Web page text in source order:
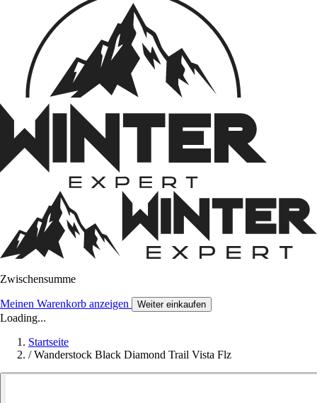
Zwischensumme
Meinen Warenkorb anzeigen Weiter einkaufen
Loading...
Startseite
/ Wanderstock Black Diamond Trail Vista Flz